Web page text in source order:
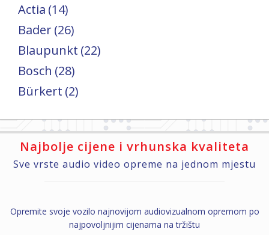
Actia (14)
Bader(26)
Blaupunkt (22)
Bosch (28)
Bürkert (2)
Najbolje cijene i vrhunska kvaliteta
Sve vrste audio video opreme na jednom mjestu
Opremite svoje vozilo najnovijom audiovizualnom opremom po
najpovoljnijim cijenama na tržištu